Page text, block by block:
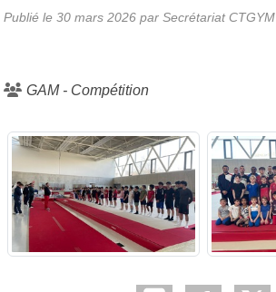
Publié le 30 mars 2026 par Secrétariat CTGYM
GAM - Compétition